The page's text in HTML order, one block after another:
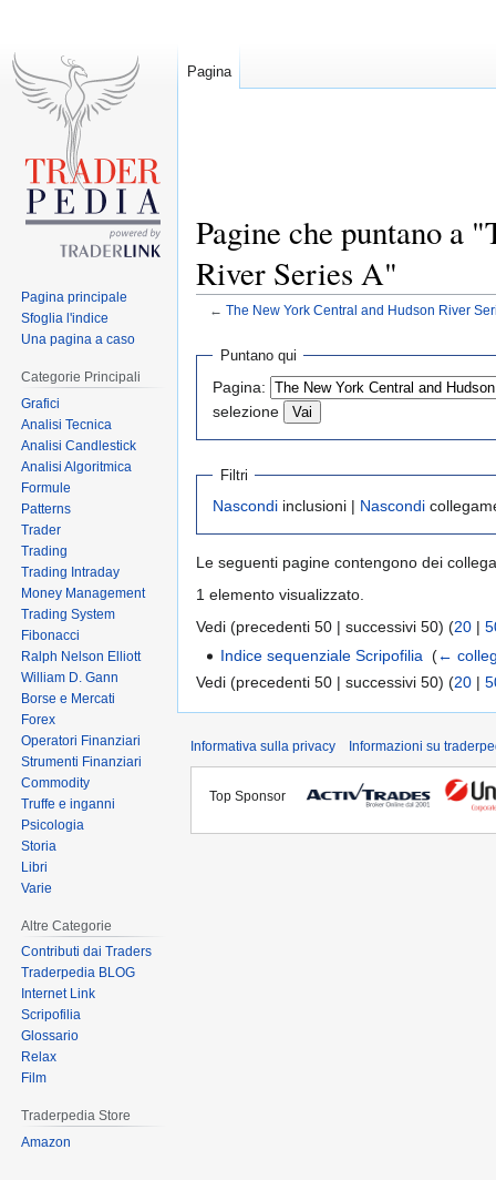
Pagine che puntano a
River Series A"
← The New York Central and Hudson River
Jump
navigation
Jump
search
Puntano qui
Pagina:
selezione
Filtri
Nascondi inclusioni | Nascondi
Le seguenti pagine contengono dei
1 elemento visualizzato.
Vedi (precedenti 50 | successivi 50) (20 |
Indice sequenziale Scripofilia ‎(←
Vedi (precedenti 50 | successivi 50) (20 |
Pagina
Pagina principale
Sfoglia l'indice
Una pagina a caso
Categorie Principali
Grafici
Analisi Tecnica
Analisi Candlestick
Analisi Algoritmica
Formule
Patterns
Trader
Trading
Trading Intraday
Money Management
Trading System
Fibonacci
Ralph Nelson Elliott
William D. Gann
Borse e Mercati
Forex
Operatori Finanziari
Strumenti Finanziari
Commodity
Truffe e inganni
Psicologia
Storia
Libri
Varie
Altre Categorie
Contributi dai Traders
Traderpedia BLOG
Internet Link
Scripofilia
Glossario
Relax
Film
Traderpedia Store
Amazon
Informativa sulla privacy Informazioni su
Top Sponsor